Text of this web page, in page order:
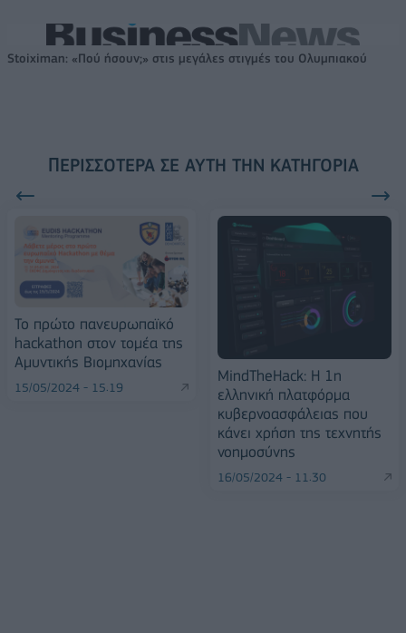
Stoiximan: «Πού ήσουν;» στις μεγάλες στιγμές του Ολυμπιακού
ΠΕΡΙΣΣΌΤΕΡΑ ΣΕ ΑΥΤΉ ΤΗΝ ΚΑΤΗΓΟΡΊΑ
Το πρώτο πανευρωπαϊκό
hackathon στον τομέα της
Αμυντικής Βιομηχανίας
15/05/2024 - 15:19
MindTheHack: H 1η
ελληνική πλατφόρμα
κυβερνοασφάλειας που
κάνει χρήση της τεχνητής
νοημοσύνης
16/05/2024 - 11:30